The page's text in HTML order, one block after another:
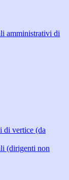
amministrativi di
di vertice (da
(dirigenti non